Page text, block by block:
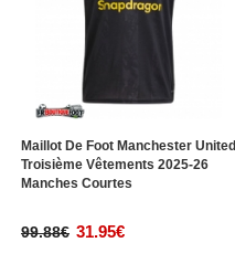
Maillot De Foot Manchester United
Troisième Vêtements 2025-26
Manches Courtes
99.88€ 31.95€